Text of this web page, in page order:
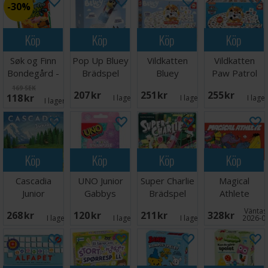
Köp
30%
Søk og Finn
Bondegård -
NORSK
169 SEK
118 SEK I lager: 10
Köp
Pop Up Bluey
Brädspel
207 SEK I lager: 3
Köp
Vildkatten
Bluey
251 SEK I lager: 8
Köp
Vildkatten
Paw Patrol
255 SEK I
Köp
Cascadia
Junior
Svensk
268 SEK I lager:
Köp
UNO Junior
Gabbys
Kortspel
120 SEK I lager: 3
Köp
Super Charlie
Brädspel
211 SEK I lager: 5
Köp
Magical
Athlete
Brädspel
328 SEK 2026-